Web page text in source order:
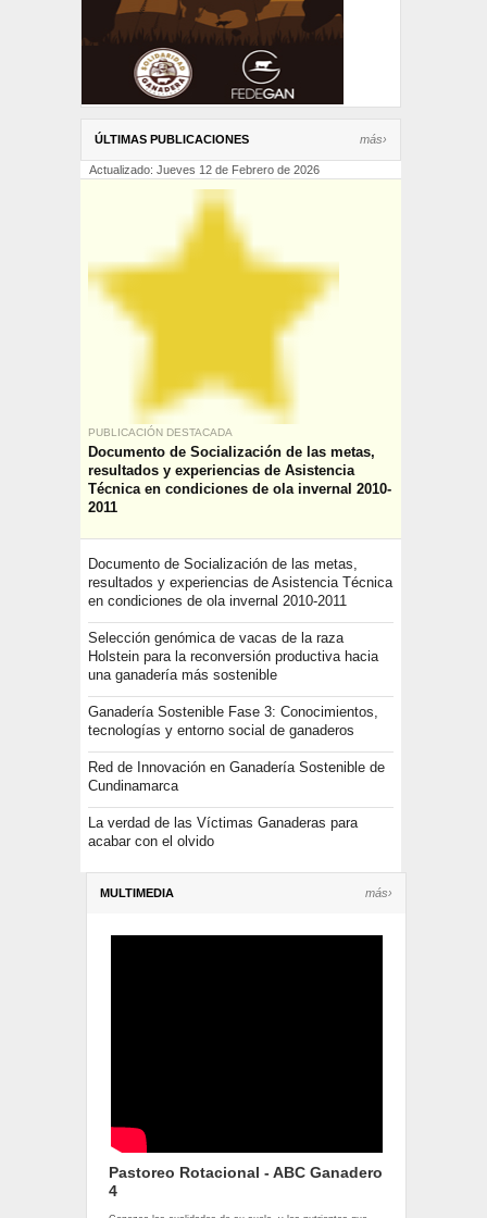
ÚLTIMAS PUBLICACIONES más›
Actualizado: Jueves 12 de Febrero de 2026
PUBLICACIÓN DESTACADA
Documento de Socialización de las metas,
resultados y experiencias de Asistencia
Técnica en condiciones de ola invernal 2010-
2011
Documento de Socialización de las metas,
resultados y experiencias de Asistencia Técnica
en condiciones de ola invernal 2010-2011
Selección genómica de vacas de la raza
Holstein para la reconversión productiva hacia
una ganadería más sostenible
Ganadería Sostenible Fase 3: Conocimientos,
tecnologías y entorno social de ganaderos
Red de Innovación en Ganadería Sostenible de
Cundinamarca
La verdad de las Víctimas Ganaderas para
acabar con el olvido
MULTIMEDIA más›
Pastoreo Rotacional - ABC Ganadero
4